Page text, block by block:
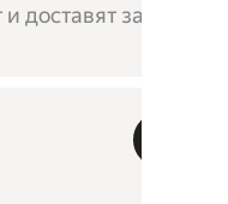
доставят за 4